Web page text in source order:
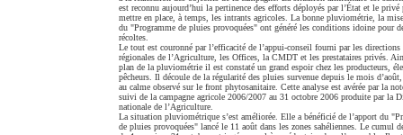
est reconnu aujourd’hui la pertinence des efforts déployés par l’État et le privé
mettre en place, à temps, les intrants agricoles. La bonne pluviométrie, la
du "Programme de pluies provoquées" ont généré les conditions idoine pour
récoltes.
Le tout est couronné par l’efficacité de l’appui-conseil fourni par les directions
régionales de l’Agriculture, les Offices, la CMDT et les prestataires privés.
plan de la pluviométrie il est constaté un grand espoir chez les producteurs,
pêcheurs. Il découle de la régularité des pluies survenue depuis le mois
au calme observé sur le front phytosanitaire. Cette analyse est avérée par la
suivi de la campagne agricole 2006/2007 au 31 octobre 2006 produite par la
nationale de l’Agriculture.
La situation pluviométrique s’est améliorée. Elle a bénéficié de l’apport du
de pluies provoquées" lancé le 11 août dans les zones sahéliennes. Le cumul